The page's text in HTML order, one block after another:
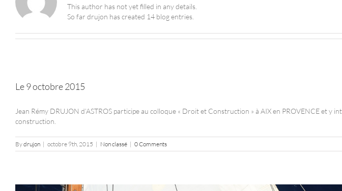
This author has not yet filled in any details.
So far drujon has created 14 blog entries.
Le 9 octobre 2015
Jean Rémy DRUJON d’ASTROS participe au colloque « Droit et Construction » à AIX en PROVENCE et
construction.
Bydrujon | octobre 9th, 2015 | Non classé | 0 Comments